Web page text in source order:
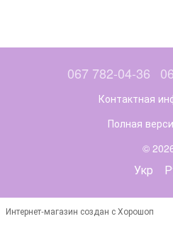
067 782-04-36
Контактная
Полная
©
Укр
Интернет-магазин создан с Хорошоп